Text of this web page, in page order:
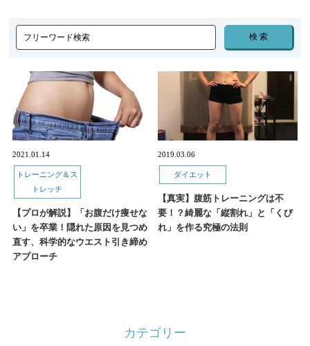
2021.01.14
トレーニング＆ス
トレッチ
【プロが解説】「お腹だけ痩せな
い」を卒業！隠れた原因を見つめ
直す、科学的なウエスト引き締め
アプローチ
2019.03.06
ダイエット
【真実】腹筋トレーニングは不
要！？綺麗な「縦割れ」と「くび
れ」を作る究極の法則
カテゴリー